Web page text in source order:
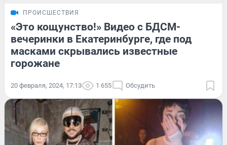
ПРОИСШЕСТВИЯ
«Это кощунство!» Видео с БДСМ-
вечеринки в Екатеринбурге, где под
масками скрывались известные
горожане
20 февраля, 2024, 17:13 1 655 Обсудить